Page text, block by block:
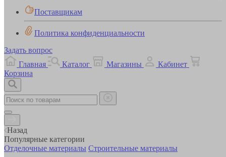
Поставщикам
Политика конфиденциальности
Задать вопрос
Главная
Каталог Магазины
Кабинет
Корзина
Назад
Популярные категории
Отделочные материалы Строительные материалы